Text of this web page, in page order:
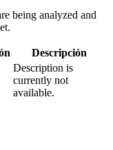
being analyzed and
Descripción
Description is
currently not
available.